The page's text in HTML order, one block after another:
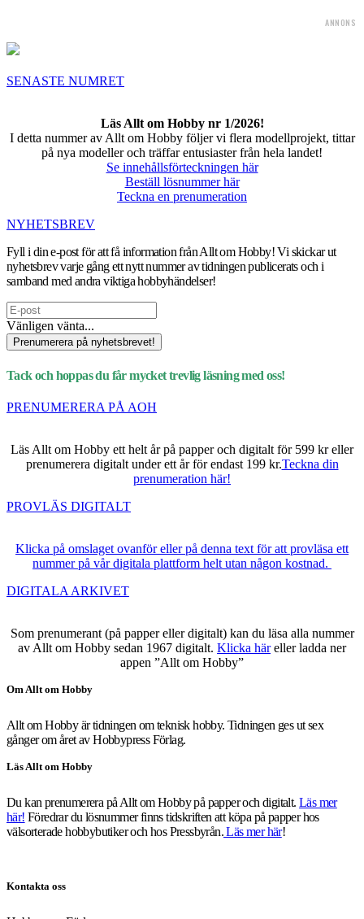
ANNONS
SENASTE NUMRET
Läs Allt om Hobby nr 1/2026!
I detta nummer av Allt om Hobby följer vi flera modellprojekt, tittar
på nya modeller och träffar entusiaster från hela landet!
Se innehållsförteckningen här
Beställ lösnummer här
Teckna en prenumeration
NYHETSBREV
Fyll i din e-post för att få information från Allt om Hobby! Vi skickar ut
nyhetsbrev varje gång ett nytt nummer av tidningen publicerats och i
samband med andra viktiga hobbyhändelser!
Vänligen vänta...
Prenumerera på nyhetsbrevet!
Tack och hoppas du får mycket trevlig läsning med oss!
PRENUMERERA PÅ AOH
Läs Allt om Hobby ett helt år på papper och digitalt för 599 kr eller
prenumerera digitalt under ett år för endast 199 kr.Teckna din
prenumeration här!
PROVLÄS DIGITALT
Klicka på omslaget ovanför eller på denna text för att provläsa ett
nummer på vår digitala plattform helt utan någon kostnad.
DIGITALA ARKIVET
Som prenumerant (på papper eller digitalt) kan du läsa alla nummer
av Allt om Hobby sedan 1967 digitalt. Klicka häreller ladda ner
appen ”Allt om Hobby”
Om Allt om Hobby
Allt om Hobby är tidningen om teknisk hobby. Tidningen ges ut sex
gånger om året av Hobbypress Förlag.
Läs Allt om Hobby
Du kan prenumerera på Allt om Hobby på papper och digitalt. Läs mer
här! Föredrar du lösnummer finns tidskriften att köpa på papper hos
välsorterade hobbybutiker och hos Pressbyrån.Läs mer här!
Kontakta oss